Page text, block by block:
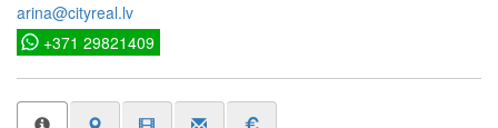
arina@cityreal.lv
+371 29821409